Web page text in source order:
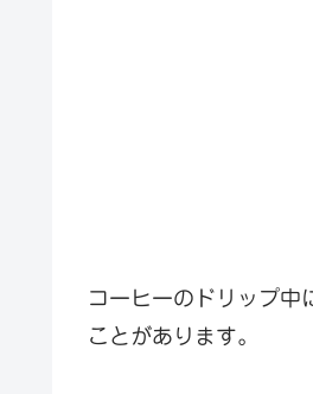
コーヒーのドリップ
ことがあります。